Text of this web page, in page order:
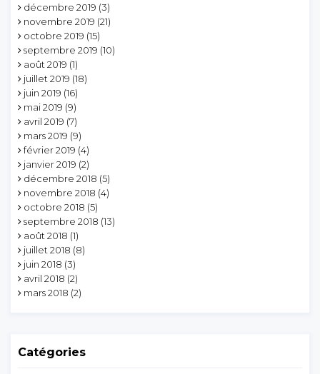
décembre 2019 (3)
novembre 2019 (21)
octobre 2019 (15)
septembre 2019 (10)
août 2019 (1)
juillet 2019 (18)
juin 2019 (16)
mai 2019 (9)
avril 2019 (7)
mars 2019 (9)
février 2019 (4)
janvier 2019 (2)
décembre 2018 (5)
novembre 2018 (4)
octobre 2018 (5)
septembre 2018 (13)
août 2018 (1)
juillet 2018 (8)
juin 2018 (3)
avril 2018 (2)
mars 2018 (2)
Catégories